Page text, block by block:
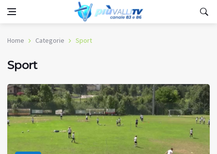
Home Categorie Sport
Sport